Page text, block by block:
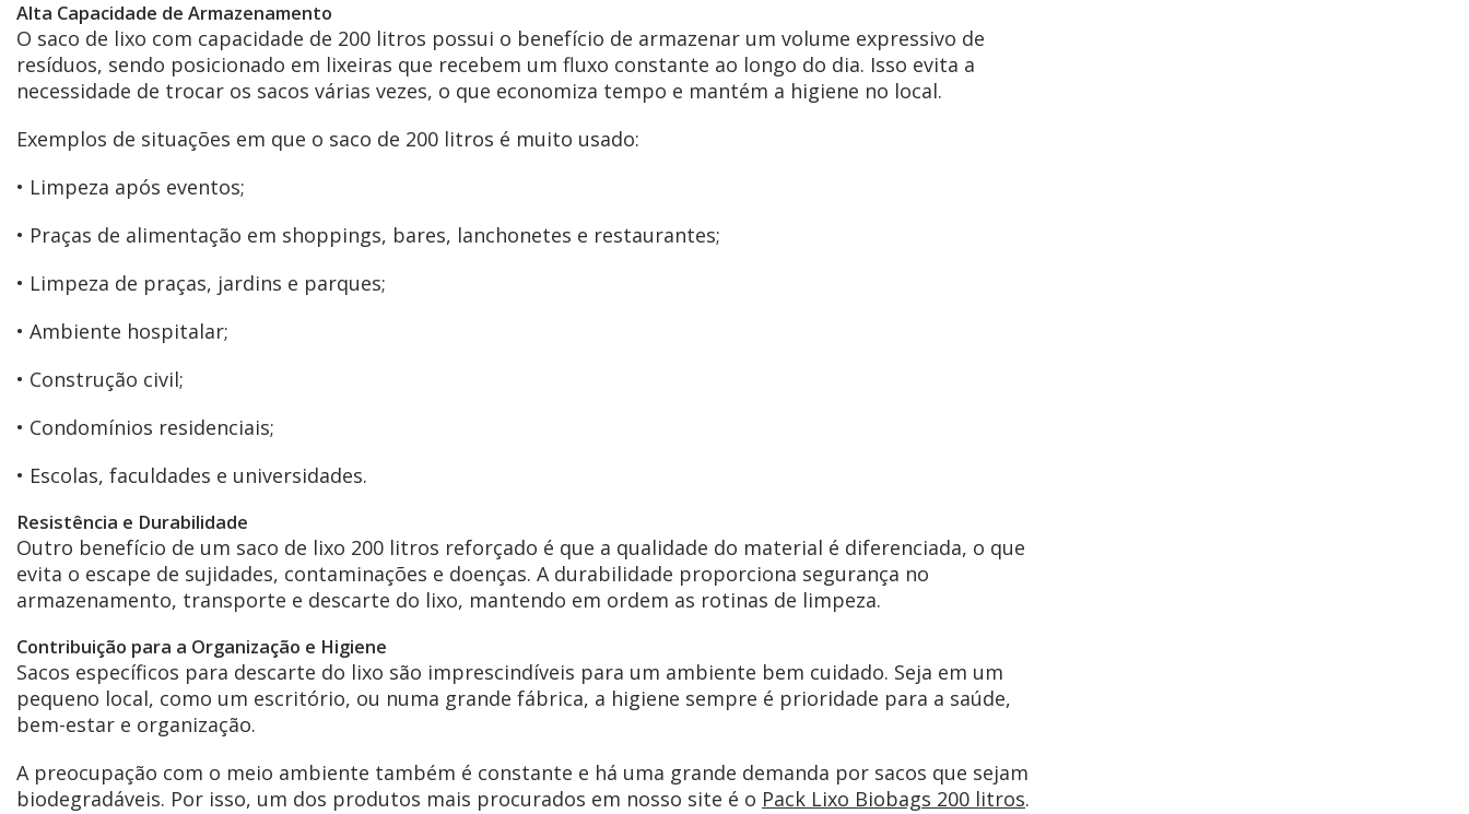
Alta Capacidade de Armazenamento
O saco de lixo com capacidade de 200 litros possui o benefício de armazenar um volume expressivo de
resíduos, sendo posicionado em lixeiras que recebem um fluxo constante ao longo do dia. Isso evita a
necessidade de trocar os sacos várias vezes, o que economiza tempo e mantém a higiene no local.
Exemplos de situações em que o saco de 200 litros é muito usado:
• Limpeza após eventos;
• Praças de alimentação em shoppings, bares, lanchonetes e restaurantes;
• Limpeza de praças, jardins e parques;
• Ambiente hospitalar;
• Construção civil;
• Condomínios residenciais;
• Escolas, faculdades e universidades.
Resistência e Durabilidade
Outro benefício de um saco de lixo 200 litros reforçado é que a qualidade do material é diferenciada, o que
evita o escape de sujidades, contaminações e doenças. A durabilidade proporciona segurança no
armazenamento, transporte e descarte do lixo, mantendo em ordem as rotinas de limpeza.
Contribuição para a Organização e Higiene
Sacos específicos para descarte do lixo são imprescindíveis para um ambiente bem cuidado. Seja em um
pequeno local, como um escritório, ou numa grande fábrica, a higiene sempre é prioridade para a saúde,
bem-estar e organização.
A preocupação com o meio ambiente também é constante e há uma grande demanda por sacos que sejam
biodegradáveis. Por isso, um dos produtos mais procurados em nosso site é o Pack Lixo Biobags 200 litros.